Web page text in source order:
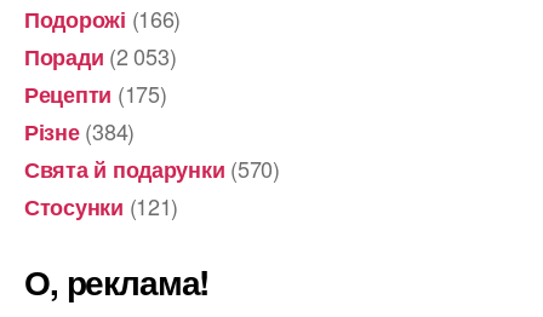
Подорожі (166)
Поради (2 053)
Рецепти (175)
Різне(384)
Свята й подарунки (570)
Стосунки (121)
О, реклама!